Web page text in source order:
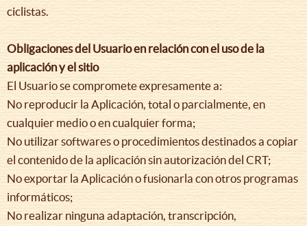
ciclistas.
Obligaciones del Usuario en relación con el uso de la
aplicación y el sitio
El Usuario se compromete expresamente a:
No reproducir la Aplicación, total o parcialmente, en
cualquier medio o en cualquier forma;
No utilizar softwares o procedimientos destinados a copiar
el contenido de la aplicación sin autorización del CRT;
No exportar la Aplicación o fusionarla con otros programas
informáticos;
No realizar ninguna adaptación, transcripción,